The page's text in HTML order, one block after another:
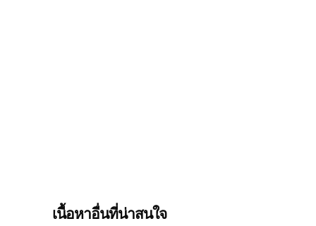
เนื้อหาอื่นที่น่าสนใจ